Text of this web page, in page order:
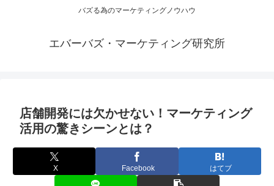
バズる為のマーケティングノウハウ
エバーバズ・マーケティング研究所
店舗開発には欠かせない！マーケティング
活用の驚きシーンとは？
X Facebook はてブ